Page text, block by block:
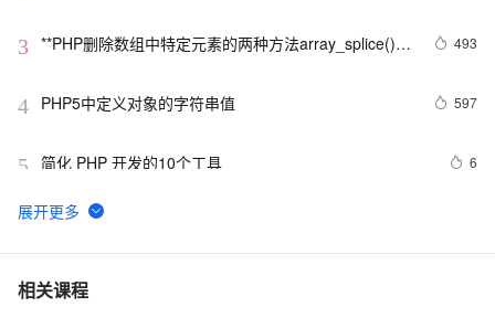
3 **PHP删除数组中特定元素的两种方法array_splice()和
493
4 PHP5中定义对象的字符串值 597
5 简化 PHP 开发的10个工具 6
6 PHP 接口
7 使用消息服务(MNS)订阅阿里云物联网平台设备消息PHP
相关课程